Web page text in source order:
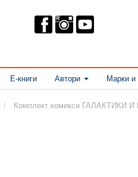
Е-книги Автори Марки и
Комплект комикси ГАЛАКТИКИ